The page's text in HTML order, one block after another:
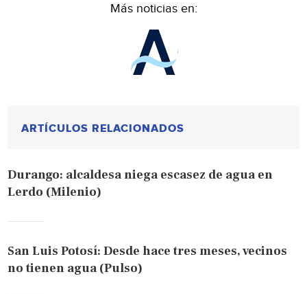
Más noticias en:
ARTÍCULOS RELACIONADOS
Durango: alcaldesa niega escasez de agua en
Lerdo (Milenio)
San Luis Potosí: Desde hace tres meses, vecinos
no tienen agua (Pulso)